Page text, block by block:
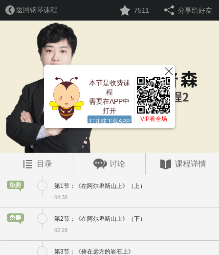
返回钢琴课程 7511 分享给好友
本节是收费课
程
需要在APP中
打开
打开或下载APP VIP看全场
目录 讨论 课程详情
第1节：《在阿尔卑斯山上》（上）
04:38
第2节：《在阿尔卑斯山上》（下）
02:29
第3节：《倚在远方的岩石上》